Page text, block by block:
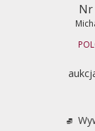
Nr